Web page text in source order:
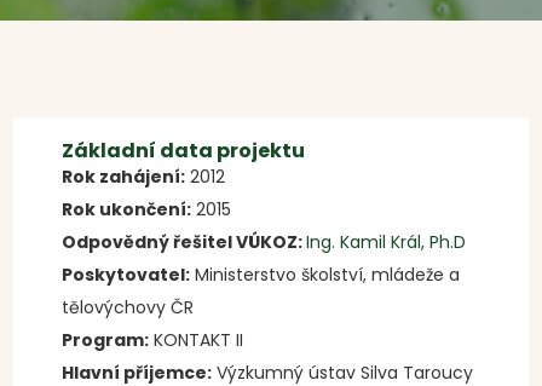
Základní data projektu
Rok zahájení: 2012
Rok ukončení: 2015
Odpovědný řešitel VÚKOZ:Ing. Kamil Král, Ph.D
Poskytovatel: Ministerstvo školství, mládeže a
tělovýchovy ČR
Program: KONTAKT II
Hlavní příjemce: Výzkumný ústav Silva Taroucy